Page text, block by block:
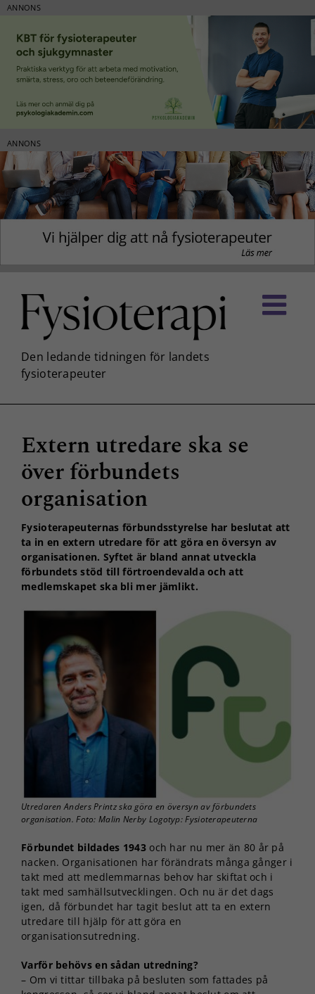
ANNONS
ANNONS
innehållet
Extern utredare ska se
över förbundets
organisation
Fysioterapeuternas förbundsstyrelse har beslutat att
ta in en extern utredare för att göra en översyn av
organisationen. Syftet är bland annat utveckla
förbundets stöd till förtroendevalda och att
medlemskapet ska bli mer jämlikt.
Utredaren Anders Printz ska göra en översyn av förbundets
organisation. Foto: Malin Nerby Logotyp: Fysioterapeuterna
Förbundet bildades 1943och har nu mer än 80 år på
nacken. Organisationen har förändrats många gånger i
takt med att medlemmarnas behov har skiftat och i
takt med samhällsutvecklingen. Och nu är det dags
igen, då förbundet har tagit beslut att ta en extern
utredare till hjälp för att göra en
organisationsutredning.
Varför behövs en sådan utredning?
– Om vi tittar tillbaka på besluten som fattades på